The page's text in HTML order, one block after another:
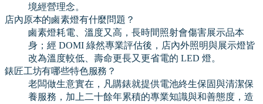
境經營理念。
店內原本的鹵素燈有什麼問題？
鹵素燈耗電、溫度又高，長時間照射會傷害展示品本
身；經 DOMI 綠然專業評估後，店內外照明與展示燈皆
改為溫度較低、壽命更長又更省電的 LED 燈。
錶匠工坊有哪些特色服務？
老闆做生意實在，凡購錶就提供電池終生保固與清潔保
養服務，加上二十餘年累積的專業知識與和善態度，造